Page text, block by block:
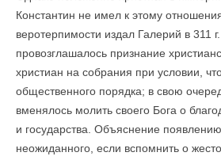
Константин не имел к этому
веротерпимости издал Галерий в 311
провозглашалось признание
христиан на собрания при условии,
общественного порядка; в свою
вменялось молить своего Бога о
и государства. Объяснение
неожиданного, если вспомнить о